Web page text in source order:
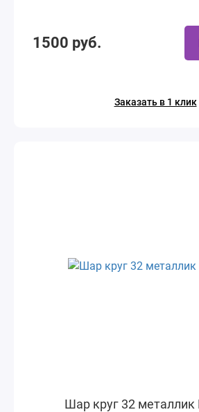
1500 руб.
Заказать в 1 клик
Шар круг 32 металлик